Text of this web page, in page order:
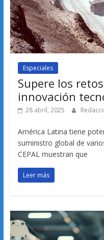
Especiales
Supere los
innovación
28 abril, 2025
América Latina tiene
suministro global de
CEPAL muestran que
Leer más